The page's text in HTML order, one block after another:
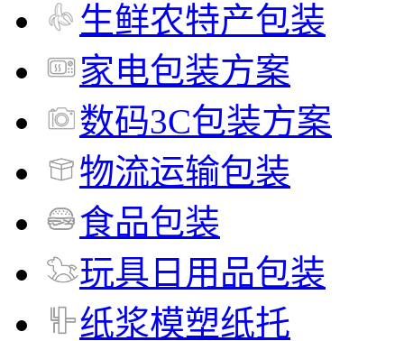
生鲜农特产包装
家电包装方案
数码3C包装方案
物流运输包装
食品包装
玩具日用品包装
纸浆模塑纸托